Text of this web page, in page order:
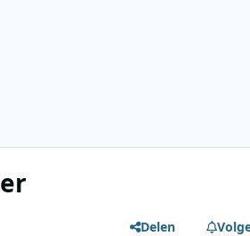
Delen